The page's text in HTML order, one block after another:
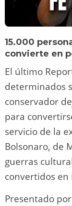
15.000
convierte en
El último
determinados
conservador
para
servicio de la
Bolsonaro, de
guerras
convertidos
Presentado